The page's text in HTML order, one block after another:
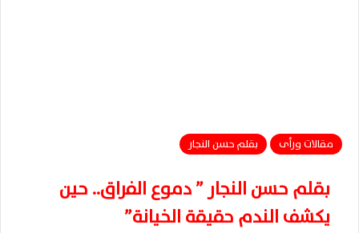
مقالات ورأى بقلم حسن النجار
بقلم حسن النجار ” دموع الفراق.. حين
يكشف الندم حقيقة الخيانة”